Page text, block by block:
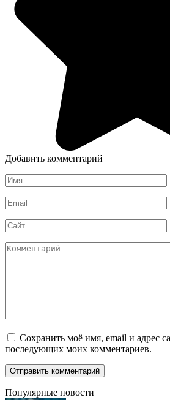
Добавить комментарий
Имя
*
Email
*
Сайт
Комментарий
Сохранить моё имя, email и адрес
последующих моих комментариев.
Популярные новости